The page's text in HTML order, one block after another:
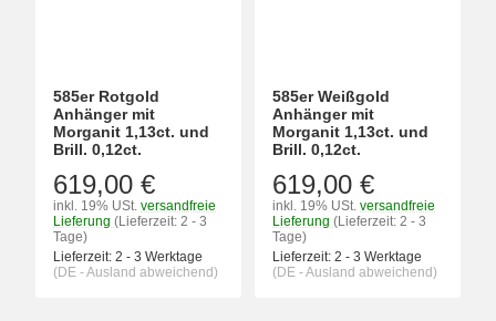
585er Rotgold
Anhänger mit
Morganit 1,13ct. und
Brill. 0,12ct.
619,00 €
inkl. 19% USt. versandfreie
Lieferung (Lieferzeit: 2 - 3
Tage)
Lieferzeit: 2 - 3 Werktage
(DE - Ausland abweichend)
585er Weißgold
Anhänger mit
Morganit 1,13ct. und
Brill. 0,12ct.
619,00 €
inkl. 19% USt. versandfreie
Lieferung (Lieferzeit: 2 - 3
Tage)
Lieferzeit: 2 - 3 Werktage
(DE - Ausland abweichend)